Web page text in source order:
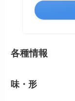
各種情報
味・形